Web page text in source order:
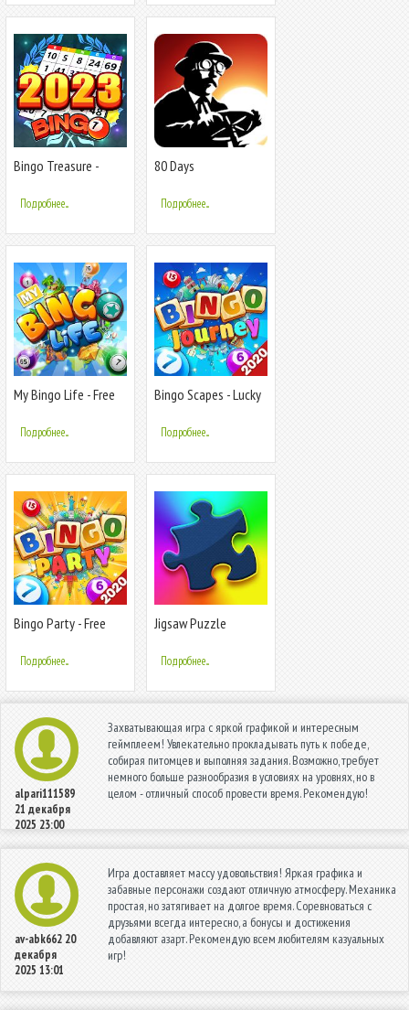
Bingo Treasure -
Подробнее...
80 Days
Подробнее...
My Bingo Life - Free
Подробнее...
Bingo Scapes - Lucky
Play
Подробнее...
Bingo Party - Free
Подробнее...
Jigsaw Puzzle
пазлы для взрослых
Подробнее...
alpari111589
21 декабря
2025 23:00
Захватывающая игра с яркой графикой и интересным
геймплеем! Увлекательно прокладывать путь к победе,
собирая питомцев и выполняя задания. Возможно, требует
немного больше разнообразия в условиях на уровнях, но в
целом - отличный способ провести время. Рекомендую!
av-abk662 20
декабря
2025 13:01
Игра доставляет массу удовольствия! Яркая графика и
забавные персонажи создают отличную атмосферу. Механика
простая, но затягивает на долгое время. Соревноваться с
друзьями всегда интересно, а бонусы и достижения
добавляют азарт. Рекомендую всем любителям казуальных
игр!